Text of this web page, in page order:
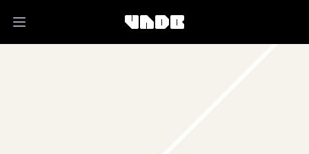
Open main menu